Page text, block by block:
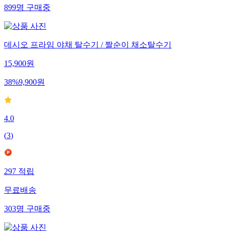
899명구매중
데시오 프라임 야채 탈수기 / 짤순이 채소탈수기
15,900원
38%9,900원
4.0
(3)
297적립
무료배송
303명구매중